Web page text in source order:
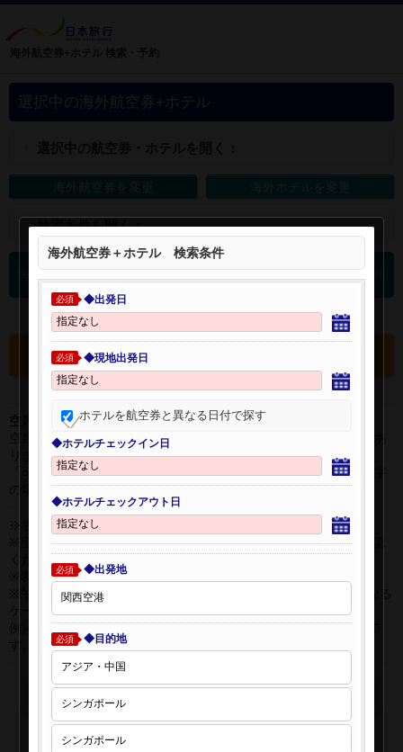
選択中の海外航空券+ホテル
海外航空券を変更 海外ホテルを変更
＋ 検索条件を開く：
海外航空券 検索結果 0
選択中の航空券・ホテルを確認する
空席表示について：
空席状況は常に変更しますので、現在の空席を保証するものではあ
りません。
「○」は過去24時間以内に十分な空席が確認できた商品です。 数字
の場合は、現時点で座席数が少ない商品です。
※表示金額はオンライン予約時の金額です。
※座席クラスはご利用区間毎に異なる場合があります。必ずご確認
※表示時間はすべて現地時間・24時間表示です。
※午前0時以降に出発する深夜便について、搭乗日をお間違えになる
ケースが多く発生しています。
例)4月8日00：30出発の場合、搭乗手続きは4月7日22:30が目安で
海外航空券＋ホテル 検索条件
必須 ◆出発日
必須 ◆現地出発日
ホテルを航空券と異なる日付で探す
◆ホテルチェックイン日
◆ホテルチェックアウト日
必須 ◆出発地
必須 ◆目的地